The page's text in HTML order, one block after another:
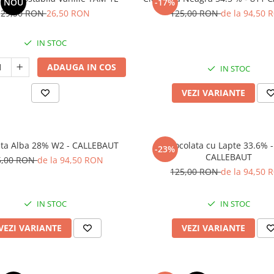
29,50 RON26,50 RON
IN STOC
ADAUGA IN COS
125,00 RONde la 94,50
IN STOC
VEZI VARIANTE
Alba 28% W2 - CALLEBAUT
RONde la 94,50 RON
IN STOC
VARIANTE
-23%Ciocolata cu Lapte 33.6%
CALLEBAUT
125,00 RONde la 94,50
IN STOC
VEZI VARIANTE